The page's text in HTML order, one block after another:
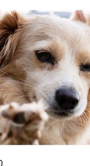
cierpiący,
po schodach
stały dwie
charakteru